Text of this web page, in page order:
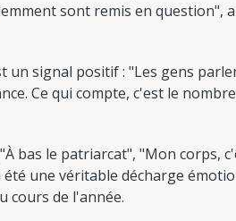
sont remis en question",
signal positif : "Les gens
Ce qui compte, c'est le
bas le patriarcat", "Mon corps,
une véritable décharge
cours de l'année.